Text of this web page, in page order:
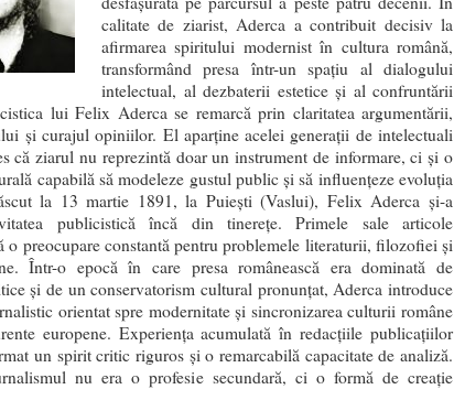
calitate de ziarist, Aderca a contribuit decisiv la
afirmarea spiritului modernist în cultura română,
transformând presa într-un spațiu al dialogului
intelectual, al dezbaterii estetice și al confruntării
lui Felix Aderca se remarcă prin claritatea argumentării,
și curajul opiniilor. El aparține acelei generații de intelectuali
că ziarul nu reprezintă doar un instrument de informare, ci și o
capabilă să modeleze gustul public și să influențeze evoluția
la 13 martie 1891, la Puiești (Vaslui), Felix Aderca și-a
publicistică încă din tinerețe. Primele sale articole
o preocupare constantă pentru problemele literaturii, filozofiei și
Într-o epocă în care presa românească era dominată de
și de un conservatorism cultural pronunțat, Aderca introduce
orientat spre modernitate și sincronizarea culturii române
europene. Experiența acumulată în redacțiile publicațiilor
un spirit critic riguros și o remarcabilă capacitate de analiză.
nu era o profesie secundară, ci o formă de creație